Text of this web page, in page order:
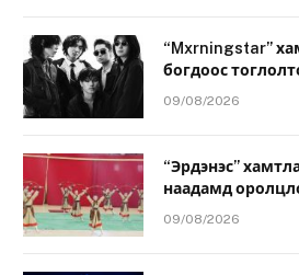
“Mxrningstar”
богдоос
09/08/2026
“Эрдэнэс”
наадамд
09/08/2026